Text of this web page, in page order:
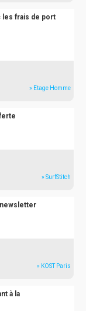
les frais de port
» Etage Homme
» SurfStitch
» KOST Paris
à la